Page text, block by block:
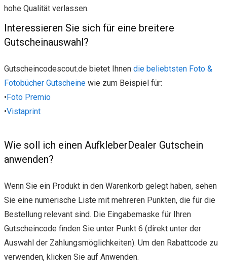
hohe Qualität verlassen.
Interessieren Sie sich für eine breitere
Gutscheinauswahl?
Gutscheincodescout.de bietet Ihnen die beliebtsten Foto &
Fotobücher Gutscheine wie zum Beispiel für:
•Foto Premio
•Vistaprint
Wie soll ich einen AufkleberDealer Gutschein
anwenden?
Wenn Sie ein Produkt in den Warenkorb gelegt haben, sehen
Sie eine numerische Liste mit mehreren Punkten, die für die
Bestellung relevant sind. Die Eingabemaske für Ihren
Gutscheincode finden Sie unter Punkt 6 (direkt unter der
Auswahl der Zahlungsmöglichkeiten). Um den Rabattcode zu
verwenden, klicken Sie auf Anwenden.